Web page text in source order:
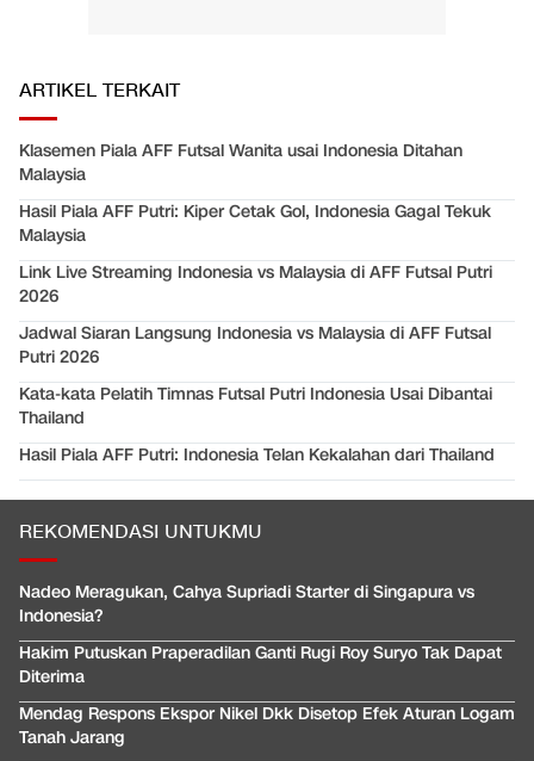
ARTIKEL TERKAIT
Klasemen Piala AFF Futsal Wanita usai Indonesia Ditahan
Malaysia
Hasil Piala AFF Putri: Kiper Cetak Gol, Indonesia Gagal Tekuk
Malaysia
Link Live Streaming Indonesia vs Malaysia di AFF Futsal Putri
2026
Jadwal Siaran Langsung Indonesia vs Malaysia di AFF Futsal
Putri 2026
Kata-kata Pelatih Timnas Futsal Putri Indonesia Usai Dibantai
Thailand
Hasil Piala AFF Putri: Indonesia Telan Kekalahan dari Thailand
REKOMENDASI UNTUKMU
Nadeo Meragukan, Cahya Supriadi Starter di Singapura vs
Indonesia?
Hakim Putuskan Praperadilan Ganti Rugi Roy Suryo Tak Dapat
Diterima
Mendag Respons Ekspor Nikel Dkk Disetop Efek Aturan Logam
Tanah Jarang